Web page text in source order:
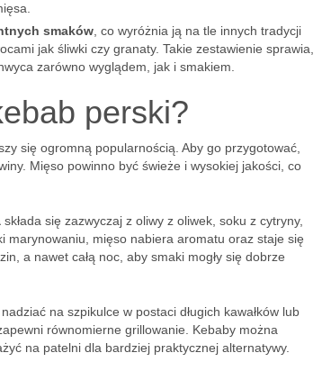
smaków , co wyróżnia ją na tle innych tradycji
jak śliwki czy granaty. Takie zestawienie sprawia,
zarówno wyglądem, jak i smakiem.
perski?
się ogromną popularnością. Aby go przygotować,
Mięso powinno być świeże i wysokiej jakości, co
składa się zazwyczaj z oliwy z oliwek, soku z cytryny,
marynowaniu, mięso nabiera aromatu oraz staje się
a nawet całą noc, aby smaki mogły się dobrze
na szpikulce w postaci długich kawałków lub
równomierne grillowanie. Kebaby można
na patelni dla bardziej praktycznej alternatywy.